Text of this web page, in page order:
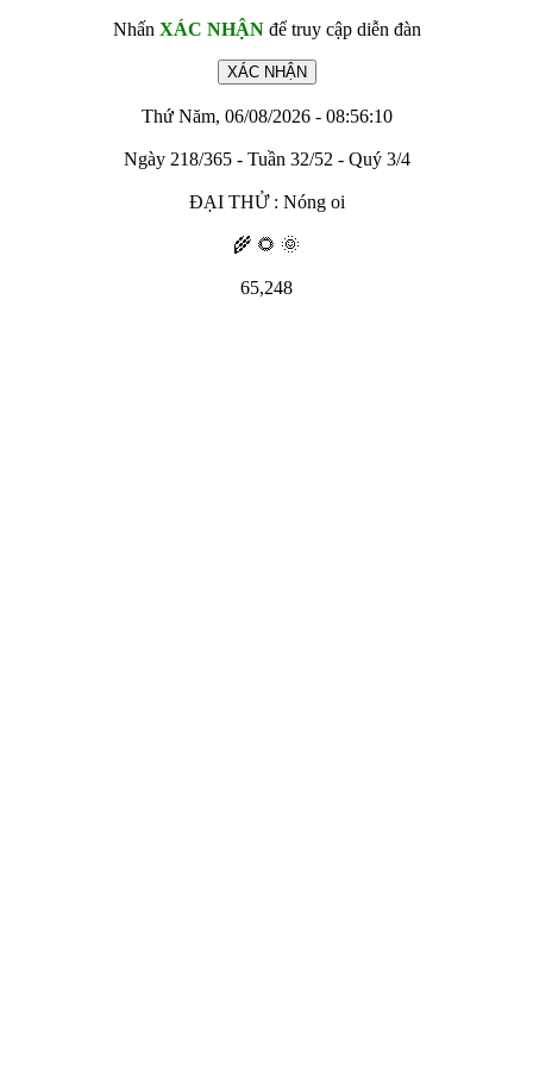
Nhấn XÁC NHẬNđể truy cập diễn đàn
Thứ Năm, 06/08/2026 - 08:56:10
Ngày 218/365 - Tuần 32/52 - Quý 3/4
ĐẠI THỬ : Nóng oi
🌾 🌻 🌞
65,248